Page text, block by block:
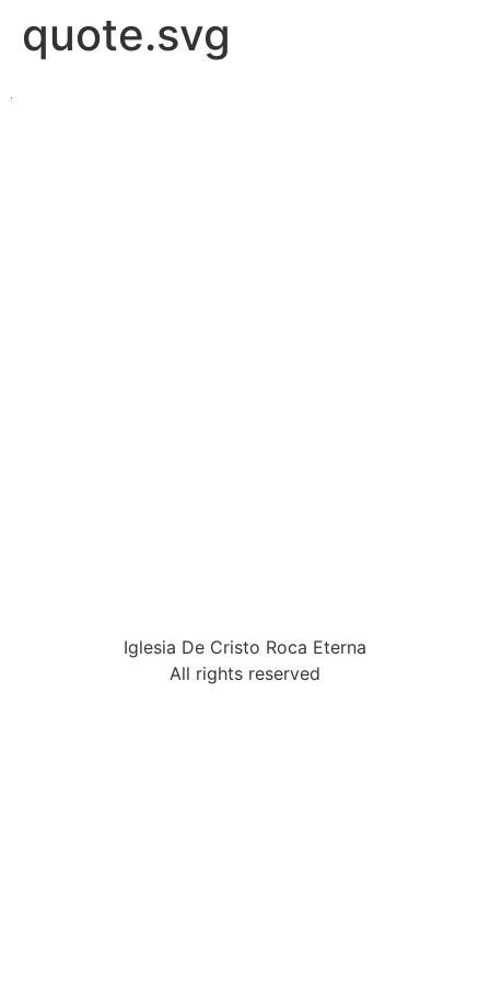
quote.svg
Iglesia De Cristo Roca Eterna
All rights reserved